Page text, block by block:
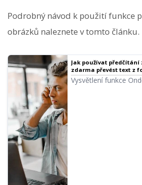
Podrobný návod k použití funkce
obrázků naleznete v tomto článku.
Jak používat předčítání
zdarma převést text z
OCR
Vysvětlení funkce